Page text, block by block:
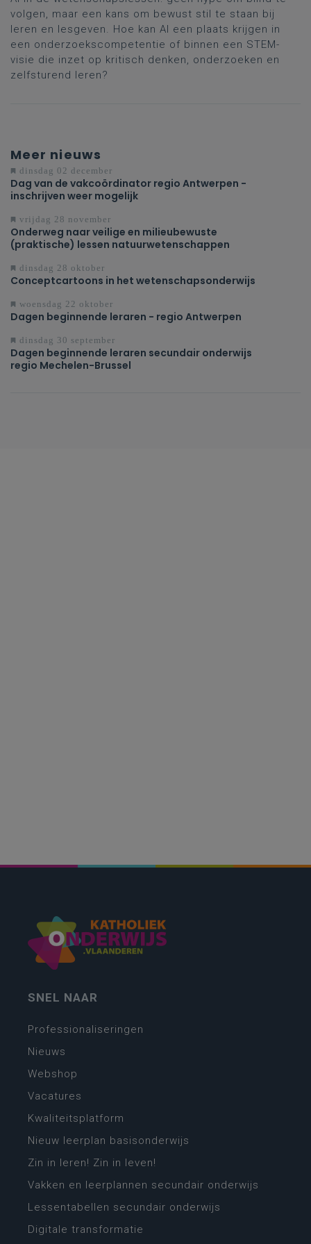
volgen, maar een kans om bewust stil te staan bij
leren en lesgeven. Hoe kan AI een plaats krijgen in
een onderzoekscompetentie of binnen een STEM-
visie die inzet op kritisch denken, onderzoeken en
zelfsturend leren?
Meer nieuws
dinsdag 02 december
Dag van de vakcoördinator regio Antwerpen -
inschrijven weer mogelijk
vrijdag 28 november
Onderweg naar veilige en milieubewuste
(praktische) lessen natuurwetenschappen
dinsdag 28 oktober
Conceptcartoons in het wetenschapsonderwijs
woensdag 22 oktober
Dagen beginnende leraren - regio Antwerpen
dinsdag 30 september
Dagen beginnende leraren secundair onderwijs
regio Mechelen-Brussel
SNEL NAAR
Professionaliseringen
Nieuws
Webshop
Vacatures
Kwaliteitsplatform
Nieuw leerplan basisonderwijs
Zin in leren! Zin in leven!
Vakken en leerplannen secundair onderwijs
Lessentabellen secundair onderwijs
Digitale transformatie